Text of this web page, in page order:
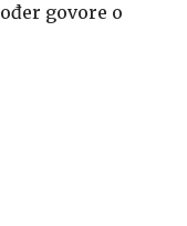
govore o